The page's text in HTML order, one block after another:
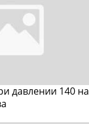
давлении 140 на